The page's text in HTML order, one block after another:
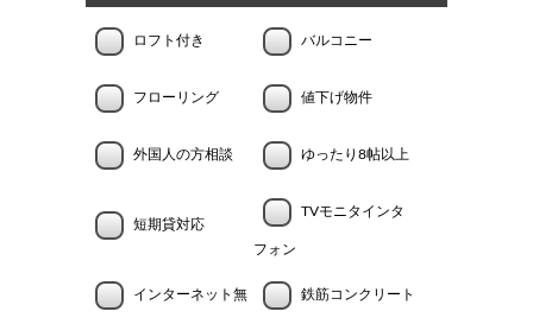
ロフト付き バルコニー
フローリング 値下げ物件
外国人の方相談 ゆったり8帖以上
短期貸対応
TVモニタインタ
フォン
インターネット無 鉄筋コンクリート